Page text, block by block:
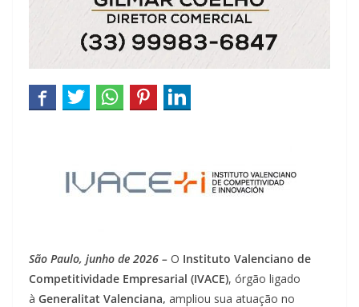
São Paulo, junho de 2026 – O Instituto Valenciano de
Competitividade Empresarial (IVACE), órgão ligado
à Generalitat Valenciana, ampliou sua atuação no